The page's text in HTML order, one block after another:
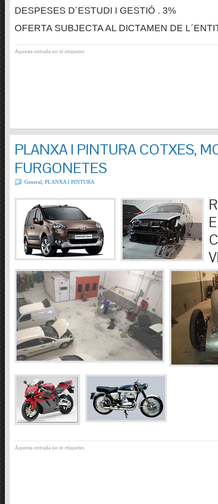
DESPESES D´ESTUDI I GESTIÓ . 3%
OFERTA SUBJECTA AL DICTAMEN DE
Aquesta entrada no té etiquetes
PLANXA I PINTURA COTXES,
FURGONETES
General PLANXA I PINTURA
Aquesta entrada no té etiquetes